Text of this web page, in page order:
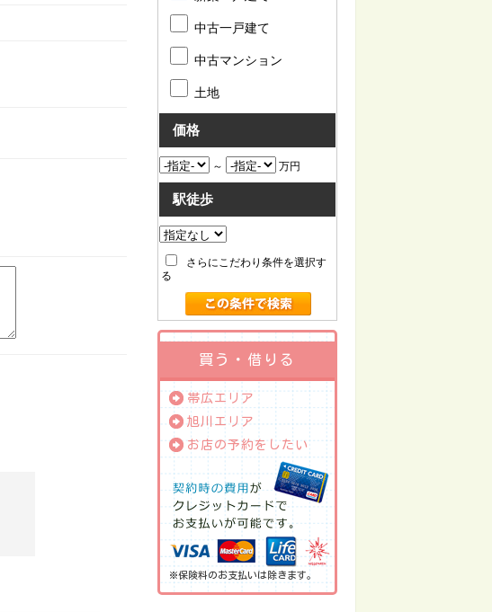
中古一戸建て
中古マンション
土地
価格
～ 万円
駅徒歩
さらにこだわり条件を選択す
る
買う・借りる
帯広エリア
旭川エリア
お店の予約をしたい
※保険料のお支払いは除きます。